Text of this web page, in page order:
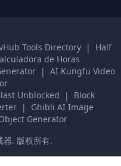
Tools Directory |
Half
de Horas
| AI Kungfu Video
Unblocked |
Block
|
Ghibli AI Image
Generator
器. 版权所有.